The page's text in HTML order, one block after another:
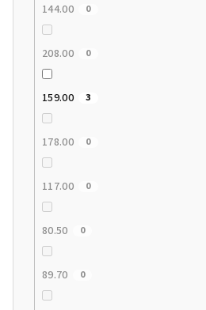
144.00 0
208.00 0
159.00 3
178.00 0
117.00 0
80.50 0
89.70 0